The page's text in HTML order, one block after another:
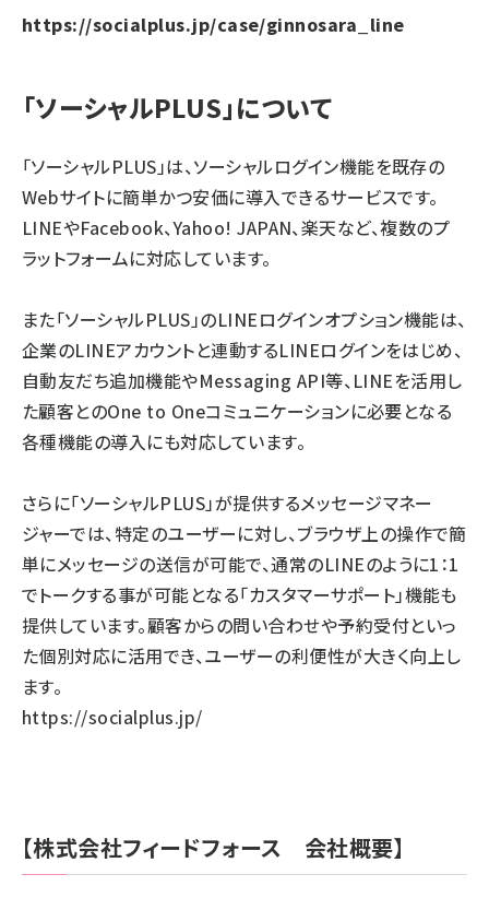
https://socialplus.jp/case/ginnosara_line
「ソーシャルPLUS」について
「ソーシャルPLUS」は、ソーシャルログイン機能を既存の
Webサイトに簡単かつ安価に導入できるサービスです。
LINEやFacebook、Yahoo! JAPAN、楽天など、複数のプ
ラットフォームに対応しています。
また「ソーシャルPLUS」のLINEログインオプション機能は、
企業のLINEアカウントと連動するLINEログインをはじめ、
自動友だち追加機能やMessaging API等、LINEを活用し
た顧客とのOne to Oneコミュニケーションに必要となる
各種機能の導入にも対応しています。
さらに「ソーシャルPLUS」が提供するメッセージマネー
ジャーでは、特定のユーザーに対し、ブラウザ上の操作で簡
単にメッセージの送信が可能で、通常のLINEのように1：1
でトークする事が可能となる「カスタマーサポート」機能も
提供しています。顧客からの問い合わせや予約受付といっ
た個別対応に活用でき、ユーザーの利便性が大きく向上し
ます。
https://socialplus.jp/
【株式会社フィードフォース 会社概要】